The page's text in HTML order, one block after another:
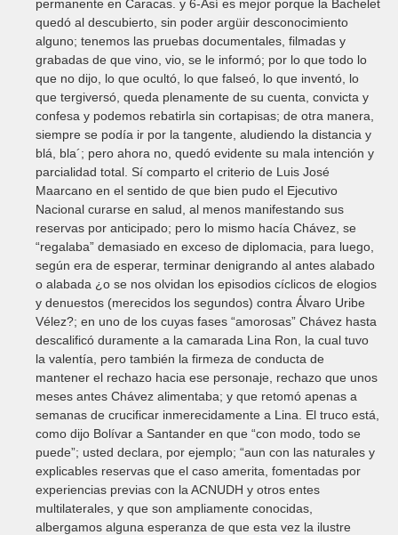
permanente en Caracas. y 6-Así es mejor porque la Bachelet
quedó al descubierto, sin poder argüir desconocimiento
alguno; tenemos las pruebas documentales, filmadas y
grabadas de que vino, vio, se le informó; por lo que todo lo
que no dijo, lo que ocultó, lo que falseó, lo que inventó, lo
que tergiversó, queda plenamente de su cuenta, convicta y
confesa y podemos rebatirla sin cortapisas; de otra manera,
siempre se podía ir por la tangente, aludiendo la distancia y
blá, bla´; pero ahora no, quedó evidente su mala intención y
parcialidad total. Sí comparto el criterio de Luis José
Maarcano en el sentido de que bien pudo el Ejecutivo
Nacional curarse en salud, al menos manifestando sus
reservas por anticipado; pero lo mismo hacía Chávez, se
“regalaba” demasiado en exceso de diplomacia, para luego,
según era de esperar, terminar denigrando al antes alabado
o alabada ¿o se nos olvidan los episodios cíclicos de elogios
y denuestos (merecidos los segundos) contra Álvaro Uribe
Vélez?; en uno de los cuyas fases “amorosas” Chávez hasta
descalificó duramente a la camarada Lina Ron, la cual tuvo
la valentía, pero también la firmeza de conducta de
mantener el rechazo hacia ese personaje, rechazo que unos
meses antes Chávez alimentaba; y que retomó apenas a
semanas de crucificar inmerecidamente a Lina. El truco está,
como dijo Bolívar a Santander en que “con modo, todo se
puede”; usted declara, por ejemplo; “aun con las naturales y
explicables reservas que el caso amerita, fomentadas por
experiencias previas con la ACNUDH y otros entes
multilaterales, y que son ampliamente conocidas,
albergamos alguna esperanza de que esta vez la ilustre